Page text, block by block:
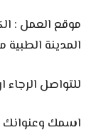
موقع العمل :
المدينة الطبية مدة 20
للتواصل
اسمك